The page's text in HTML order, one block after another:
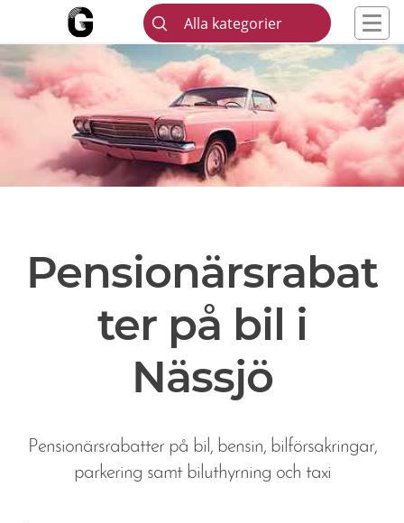
Alla kategorier
Pensionärsrabat
ter på bil i
Nässjö
Pensionärsrabatter på bil, bensin, bilförsakringar,
parkering samt biluthyrning och taxi